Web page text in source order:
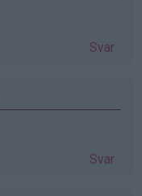
Svar
Svar